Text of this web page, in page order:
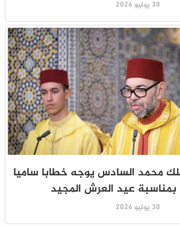
30 يوليو 2026
محمد السادس يوجه خطابا ساميا
بمناسبة عيد العرش المجيد
30 يوليو 2026